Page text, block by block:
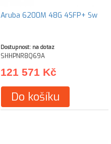
Aruba 6200M 48G 4SFP+ Sw
Dostupnost: na dotaz
SHHPNR8Q69A
121 571 Kč
Do košíku